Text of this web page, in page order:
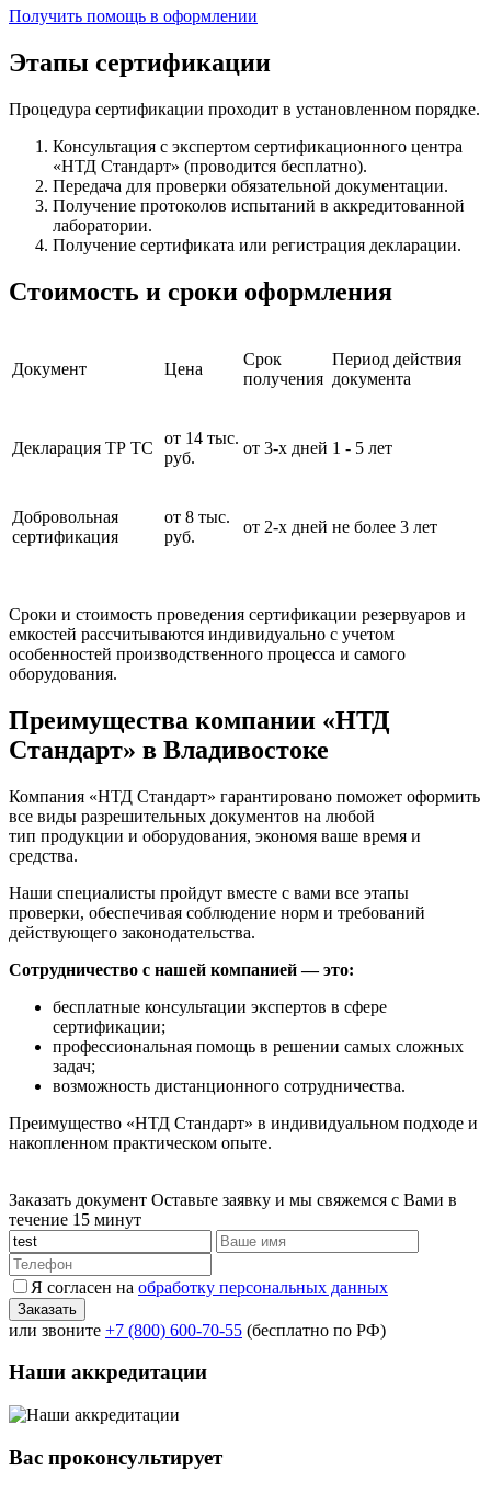
Получить помощь в оформлении
Этапы сертификации
Процедура сертификации проходит в установленном порядке.
Консультация с экспертом сертификационного центра
«НТД Стандарт» (проводится бесплатно).
Передача для проверки обязательной документации.
Получение протоколов испытаний в аккредитованной
лаборатории.
Получение сертификата или регистрация декларации.
Стоимость и сроки оформления
Документ Цена
Срок
получения
Период действия
документа
Декларация ТР ТС
от 14 тыс.
руб.
от 3-х дней 1 - 5 лет
Добровольная
сертификация
от 8 тыс.
руб.
от 2-х дней не более 3 лет
Сроки и стоимость проведения сертификации резервуаров и
емкостей рассчитываются индивидуально с учетом
особенностей производственного процесса и самого
оборудования.
Преимущества компании «НТД
Стандарт» в Владивостоке
Компания «НТД Стандарт» гарантировано поможет оформить
все виды разрешительных документов на любой
тип продукции и оборудования, экономя ваше время и
средства.
Наши специалисты пройдут вместе с вами все этапы
проверки, обеспечивая соблюдение норм и требований
действующего законодательства.
Сотрудничество с нашей компанией — это:
бесплатные консультации экспертов в сфере
сертификации;
профессиональная помощь в решении самых сложных
задач;
возможность дистанционного сотрудничества.
Преимущество «НТД Стандарт» в индивидуальном подходе и
накопленном практическом опыте.
Заказать документ Оставьте заявку и мы свяжемся с Вами в
течение 15 минут
Я согласен на обработку персональных данных
или звоните +7 (800) 600-70-55 (бесплатно по РФ)
Наши аккредитации
Вас проконсультирует